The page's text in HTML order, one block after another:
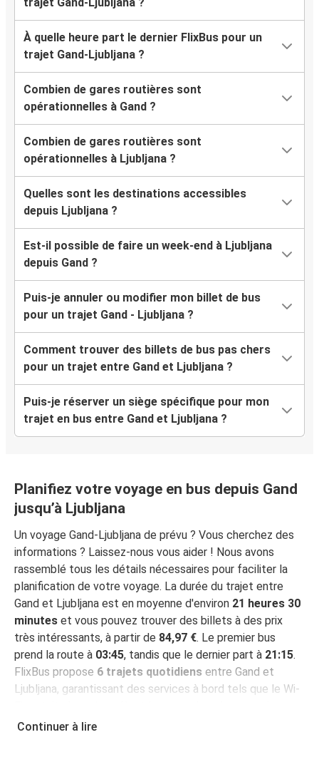
À quelle heure part le dernier FlixBus pour un
trajet Gand-Ljubljana ?
Combien de gares routières sont
opérationnelles à Gand ?
Combien de gares routières sont
opérationnelles à Ljubljana ?
Quelles sont les destinations accessibles
depuis Ljubljana ?
Est-il possible de faire un week-end à Ljubljana
depuis Gand ?
Puis-je annuler ou modifier mon billet de bus
pour un trajet Gand - Ljubljana ?
Comment trouver des billets de bus pas chers
pour un trajet entre Gand et Ljubljana ?
Puis-je réserver un siège spécifique pour mon
trajet en bus entre Gand et Ljubljana ?
Planifiez votre voyage en bus depuis Gand
jusqu’à Ljubljana
Un voyage Gand-Ljubljana de prévu ? Vous cherchez des
informations ? Laissez-nous vous aider ! Nous avons
rassemblé tous les détails nécessaires pour faciliter la
planification de votre voyage. La durée du trajet entre
Gand et Ljubljana est en moyenne d'environ 21 heures 30
minutes et vous pouvez trouver des billets à des prix
très intéressants, à partir de 84,97 €. Le premier bus
prend la route à 03:45, tandis que le dernier part à 21:15.
FlixBus propose 6 trajets quotidiens entre Gand et
Ljubljana, garantissant des services à bord tels que le Wi-
garanties pendant votre voyage.
Continuer à lire